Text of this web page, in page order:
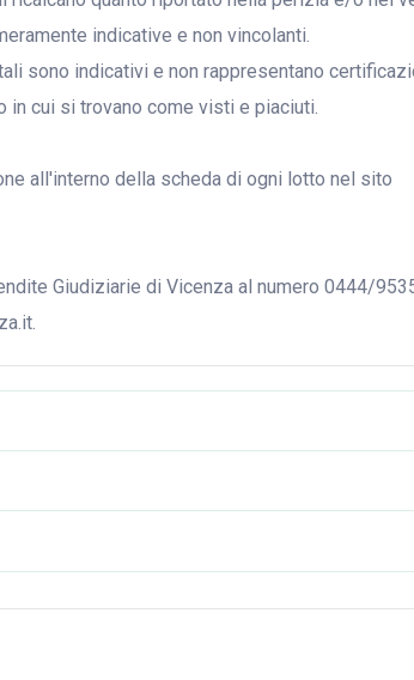
indicative e non vincolanti.
sono indicativi e non rappresentano
cui si trovano come visti e piaciuti.
all'interno della scheda di ogni lotto nel sito
Giudiziarie di Vicenza al numero 0444/